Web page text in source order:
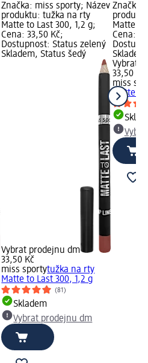
Značka: miss sporty; Název
produktu: tužka na rty
Matte to Last 300, 1,2 g;
Cena: 33,50 Kč;
Dostupnost: Status zelený
Skladem, Status šedý
Vybrat prodejnu dm
33,50 Kč
miss sportytužka na rty
Matte to Last 300, 1,2 g
(81)
Skladem
Vybrat prodejnu dm
Značka:
Matte to
Cena:
Vybrat
33,50 Kč
miss
Matte